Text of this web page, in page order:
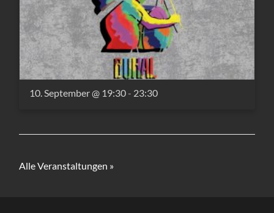
10. September @ 19:30- 23:30
Alle Veranstaltungen »